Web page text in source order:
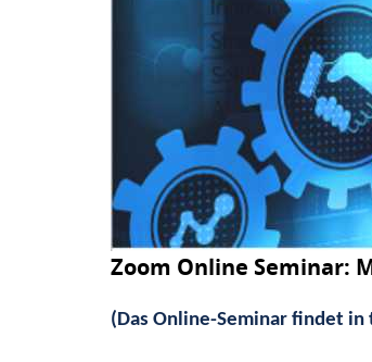
Zoom Online Seminar:
(Das Online-Seminar findet